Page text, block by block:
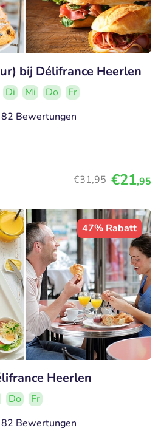
bij Délifrance Heerlen
Di Mi Do
Fr
82 Bewertungen
€31,95 €21,95
47% Rabatt
Heerlen
Do
Fr
82 Bewertungen